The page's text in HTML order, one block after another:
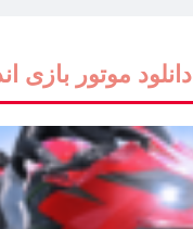
دانلود موتور بازی